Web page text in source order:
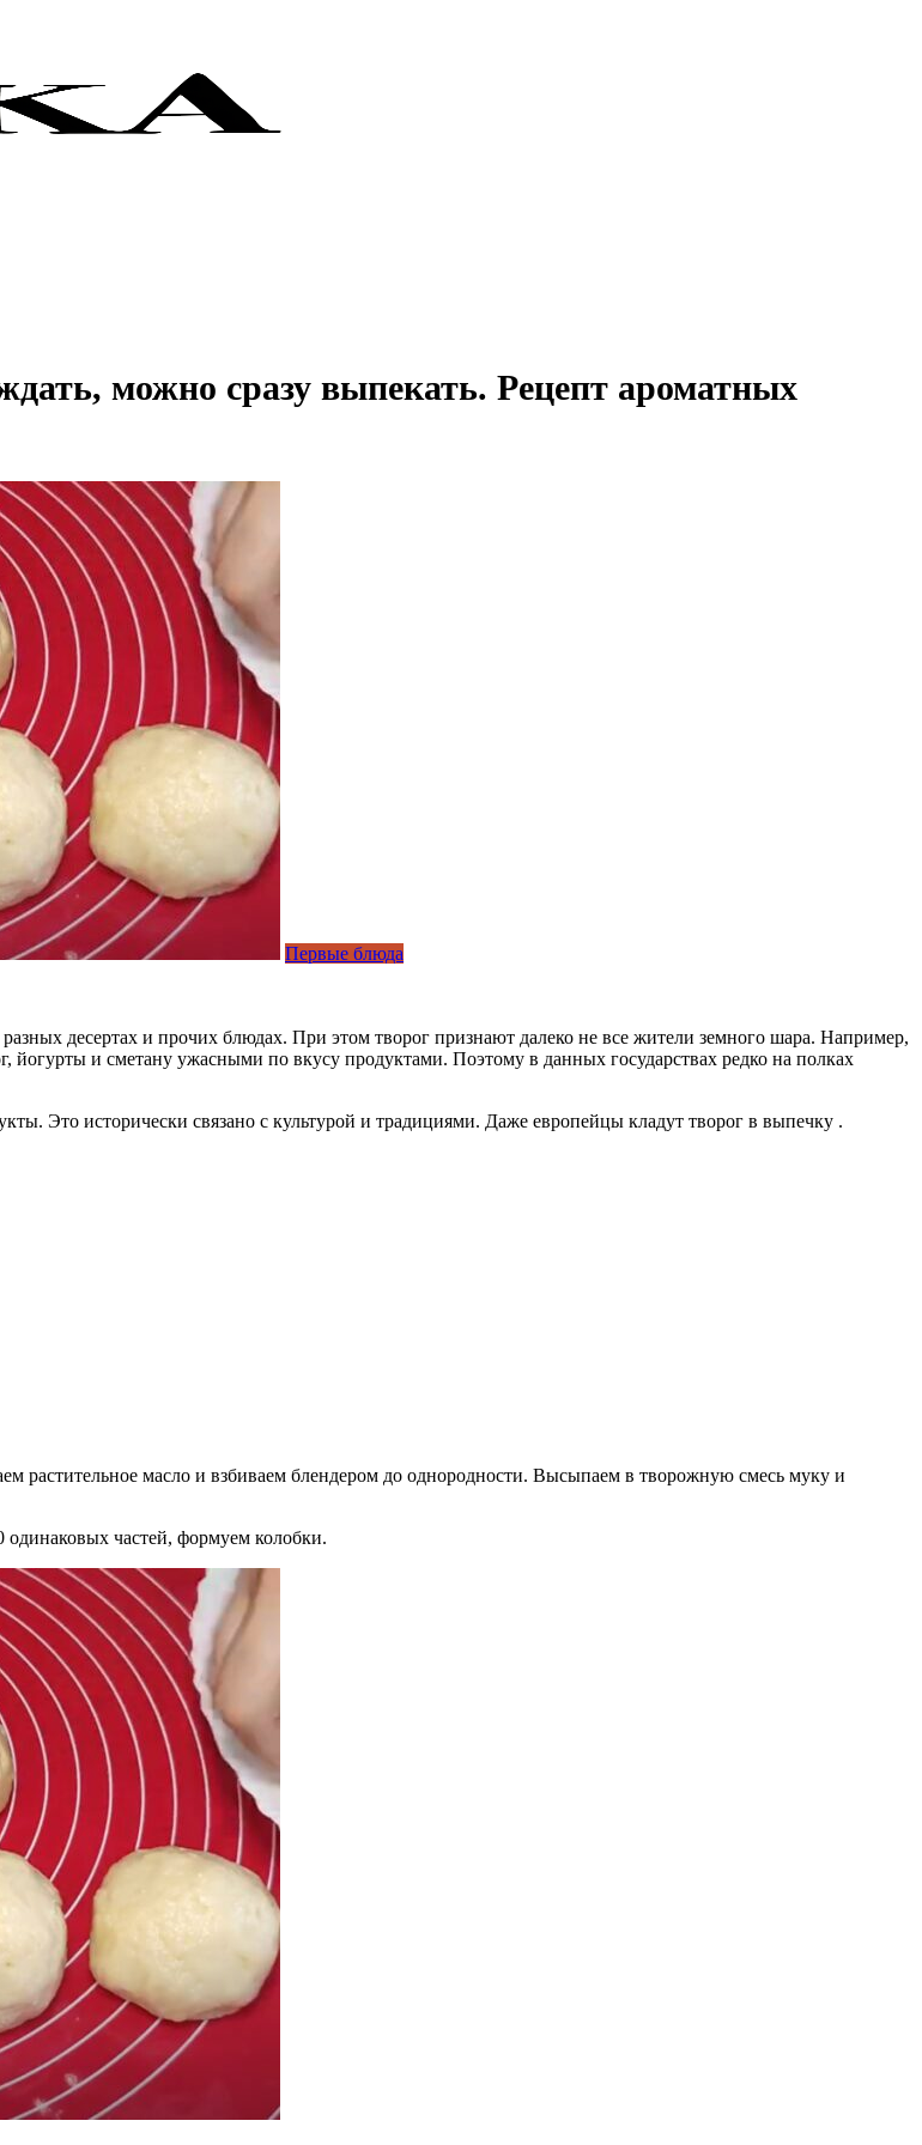
можно сразу выпекать. Рецепт ароматных
Первые блюда
десертах и прочих блюдах. При этом творог признают далеко не все жители земного шара. Например,
и сметану ужасными по вкусу продуктами. Поэтому в данных государствах редко на полках
Это исторически связано с культурой и традициями. Даже европейцы кладут творог в выпечку .
растительное масло и взбиваем блендером до однородности. Высыпаем в творожную смесь муку и
частей, формуем колобки.